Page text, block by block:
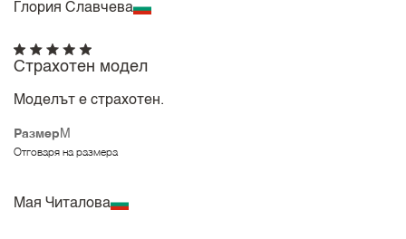
Глория Славчева
Размер M
Отговаря на размера
Страхотен модел
Моделът е страхотен.
Мая Читалова